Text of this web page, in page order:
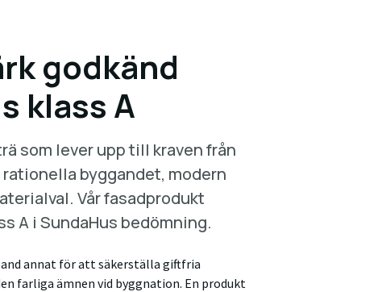
godkänd
klass A
som lever upp till kraven från
byggandet, modern
Vår fasadprodukt
A i SundaHus bedömning.
annat för att säkerställa giftfria
farliga ämnen vid byggnation. En produkt